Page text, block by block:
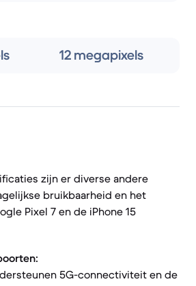
12 megapixels
zijn er diverse andere
bruikbaarheid en het
Pixel 7 en de iPhone 15
5G-connectiviteit en de